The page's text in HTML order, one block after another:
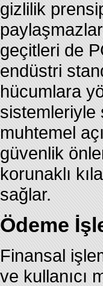
gizlilik
geçitleri de
endüstri
hücumlara
sistemleriyle
muhtemel
güvenlik
korunaklı
sağlar.
Ödeme
Finansal
ve kullanıcı